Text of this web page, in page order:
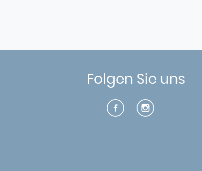
Folgen Sie uns